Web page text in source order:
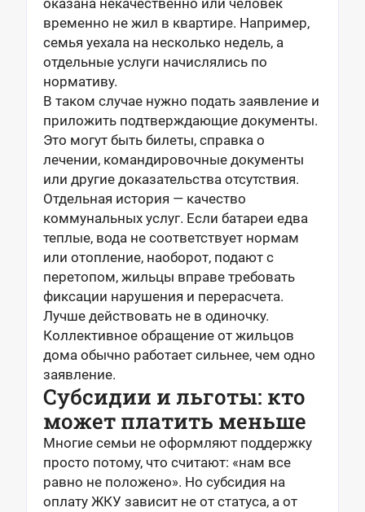
оказана некачественно или человек
временно не жил в квартире. Например,
семья уехала на несколько недель, а
отдельные услуги начислялись по
нормативу.
В таком случае нужно подать заявление и
приложить подтверждающие документы.
Это могут быть билеты, справка о
лечении, командировочные документы
или другие доказательства отсутствия.
Отдельная история — качество
коммунальных услуг. Если батареи едва
теплые, вода не соответствует нормам
или отопление, наоборот, подают с
перетопом, жильцы вправе требовать
фиксации нарушения и перерасчета.
Лучше действовать не в одиночку.
Коллективное обращение от жильцов
дома обычно работает сильнее, чем одно
заявление.
Субсидии и льготы: кто
может платить меньше
Многие семьи не оформляют поддержку
просто потому, что считают: «нам все
равно не положено». Но субсидия на
оплату ЖКУ зависит не от статуса, а от